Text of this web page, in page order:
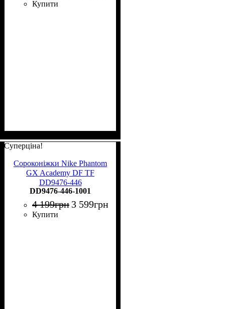
Купити
Суперціна!
Сороконіжки Nike Phantom
GX Academy DF TF
DD9476-446
DD9476-446-1001
4 199грн 3 599грн
Купити